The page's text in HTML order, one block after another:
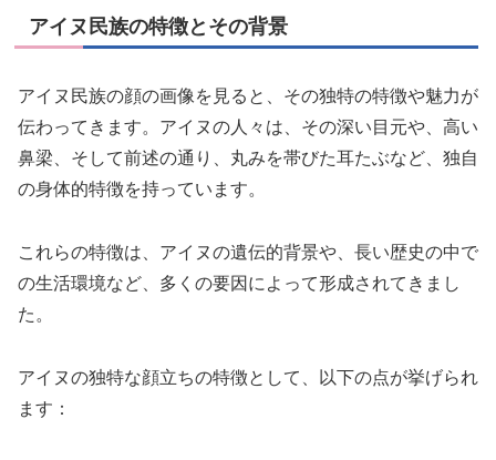
アイヌ民族の特徴とその背景
アイヌ民族の顔の画像を見ると、その独特の特徴や魅力が
伝わってきます。アイヌの人々は、その深い目元や、高い
鼻梁、そして前述の通り、丸みを帯びた耳たぶなど、独自
の身体的特徴を持っています。
これらの特徴は、アイヌの遺伝的背景や、長い歴史の中で
の生活環境など、多くの要因によって形成されてきまし
た。
アイヌの独特な顔立ちの特徴として、以下の点が挙げられ
ます：